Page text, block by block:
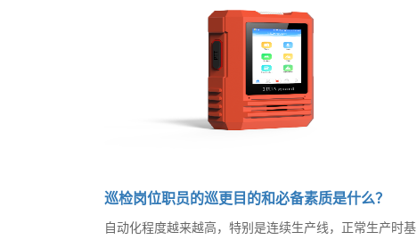
巡检岗位职员的巡更目的和必备素质是什么？
自动化程度越来越高，特别是连续生产线，正常生产时基